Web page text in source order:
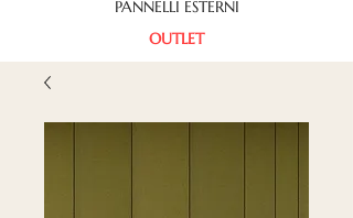
PANNELLI ESTERNI
OUTLET